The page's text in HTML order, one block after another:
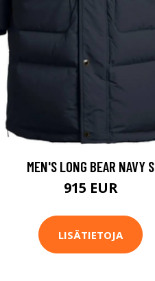
MEN'S LONG BEAR NAVY S
915 EUR
LISÄTIETOJA